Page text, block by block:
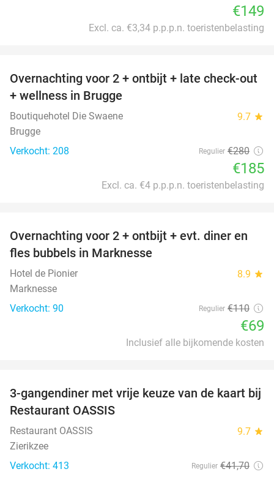
€149
Excl. ca. €3,34 p.p.p.n. toeristenbelasting
34%
Overnachting voor 2 + ontbijt + late check-out
+ wellness in Brugge
Boutiquehotel Die Swaene 9.7 star
Brugge
Verkocht: 208
Regulier €280
€185
Excl. ca. €4 p.p.p.n. toeristenbelasting
37%
Overnachting voor 2 + ontbijt + evt. diner en
fles bubbels in Marknesse
Hotel de Pionier 8.9 star
Marknesse
Verkocht: 90
Regulier €110
€69
Inclusief alle bijkomende kosten
43%
3-gangendiner met vrije keuze van de kaart bij
Restaurant OASSIS
Restaurant OASSIS 9.7 star
Zierikzee
Verkocht: 413
Regulier €41,70